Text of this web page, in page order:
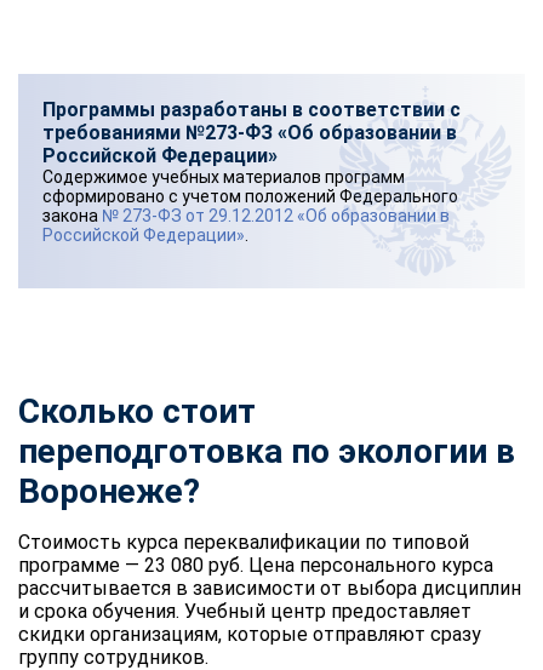
Программы разработаны в соответствии с
требованиями №273-ФЗ «Об образовании в
Российской Федерации»
Содержимое учебных материалов программ
сформировано с учетом положений Федерального
закона № 273-ФЗ от 29.12.2012 «Об образовании в
Российской Федерации»
Сколько стоит
переподготовка по экологии в
Воронеже?
Стоимость курса переквалификации по типовой
программе — 23 080 руб. Цена персонального курса
рассчитывается в зависимости от выбора дисциплин
и срока обучения. Учебный центр предоставляет
скидки организациям, которые отправляют сразу
группу сотрудников.